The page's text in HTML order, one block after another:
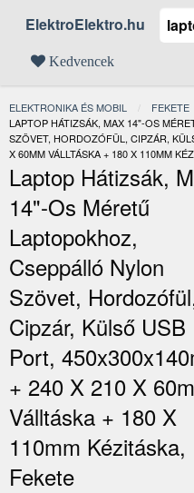
ElektroElektro.hu
Kedvencek
ELEKTRONIKA ÉS MOBIL
FEKETE
JELENLEGI:
LAPTOP HÁTIZSÁK, MAX 14"-OS
SZÖVET, HORDOZÓFÜL, CIPZÁR,
X 60MM VÁLLTÁSKA + 180 X 110MM
Laptop Hátizsák,
14"-Os Méretű
Laptopokhoz,
Cseppálló Nylon
Szövet,
Cipzár, Külső USB
Port,
+ 240 X 210 X
Válltáska + 180 X
110mm Kézitáska,
Fekete